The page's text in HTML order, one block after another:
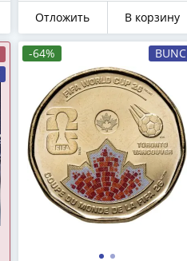
Отложить В корзину
-64% BUNC